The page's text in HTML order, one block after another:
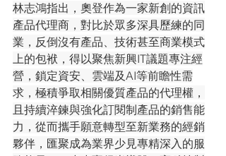
林志鴻指出，奧登作為一家新創的資訊
產品代理商，對比於眾多深具歷練的同
業，反倒沒有產品、技術甚至商業模式
上的包袱，得以聚焦新興IT議題專注經
營，鎖定資安、雲端及AI等前瞻性需
求，極積爭取相關優質產品的代理權，
且持續淬鍊與強化訂閱制產品的銷售能
力，從而攜手願意轉型至新業務的經銷
夥伴，匯聚成為業界少見專精深入的服